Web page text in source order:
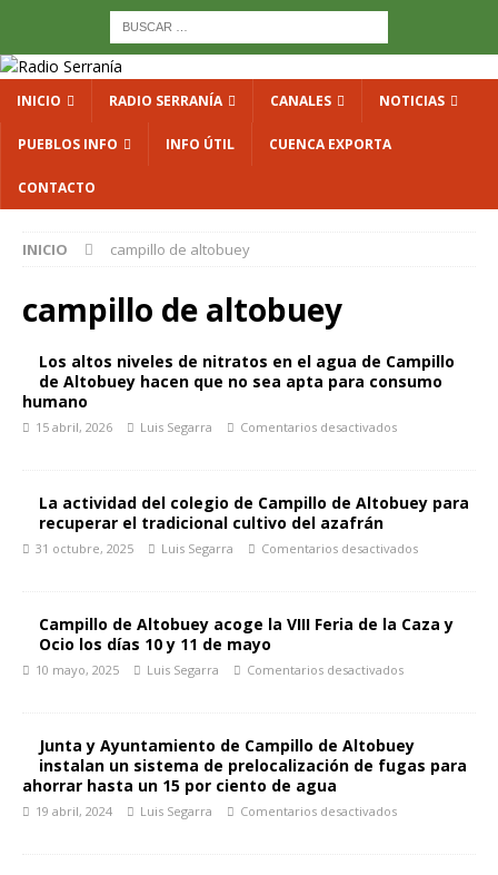
INICIO RADIO SERRANÍA CANALES NOTICIAS
PUEBLOS INFO INFO ÚTIL CUENCA EXPORTA
CONTACTO
INICIO campillo de altobuey
campillo de altobuey
Los altos niveles de nitratos en el agua de Campillo
de Altobuey hacen que no sea apta para consumo
humano
15 abril, 2026 Luis Segarra Comentarios desactivados
La actividad del colegio de Campillo de Altobuey para
recuperar el tradicional cultivo del azafrán
31 octubre, 2025 Luis Segarra Comentarios desactivados
Campillo de Altobuey acoge la VIII Feria de la Caza y
Ocio los días 10 y 11 de mayo
10 mayo, 2025 Luis Segarra Comentarios desactivados
Junta y Ayuntamiento de Campillo de Altobuey
instalan un sistema de prelocalización de fugas para
ahorrar hasta un 15 por ciento de agua
19 abril, 2024 Luis Segarra Comentarios desactivados